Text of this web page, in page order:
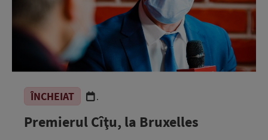
ÎNCHEIAT .
Premierul Cîţu, la Bruxelles